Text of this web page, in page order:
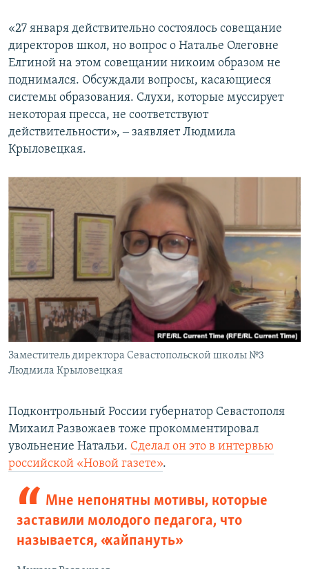
«27 января действительно состоялось совещание
директоров школ, но вопрос о Наталье Олеговне
Елгиной на этом совещании никоим образом не
поднимался. Обсуждали вопросы, касающиеся
системы образования. Слухи, которые муссирует
некоторая пресса, не соответствуют
действительности», ‒ заявляет Людмила
Крыловецкая.
Заместитель директора Севастопольской школы №3
Людмила Крыловецкая
Подконтрольный России губернатор Севастополя
Михаил Развожаев тоже прокомментировал
увольнение Натальи. Сделал он это в интервью
российской «Новой газете».
Мне непонятны мотивы, которые
заставили молодого педагога, что
называется, «хайпануть»